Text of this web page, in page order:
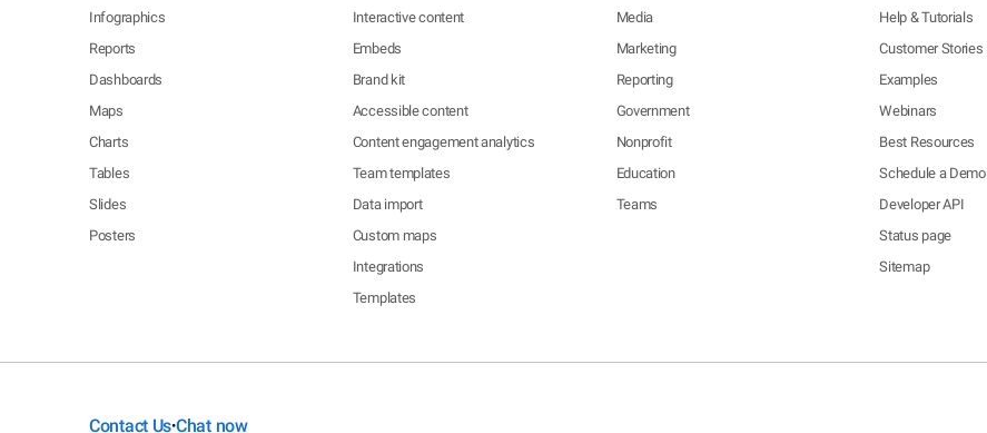
Infographics
Reports
Dashboards
Maps
Charts
Tables
Slides
Posters
Interactive content
Embeds
Brand kit
Accessible content
Content engagement analytics
Team templates
Data import
Custom maps
Integrations
Templates
Media
Marketing
Reporting
Government
Nonprofit
Education
Teams
Help & Tutorials
Customer Stories
Examples
Webinars
Best Resources
Schedule a Demo
Developer API
Status page
Sitemap
Contact Us•Chat now